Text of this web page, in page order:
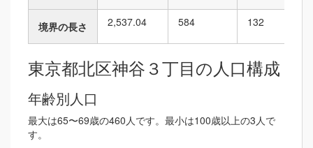
境界の長さ 2,537.04 584 132
東京都北区神谷３丁目の人口構成
年齢別人口
最大は65〜69歳の460人です。最小は100歳以上の3人で
す。